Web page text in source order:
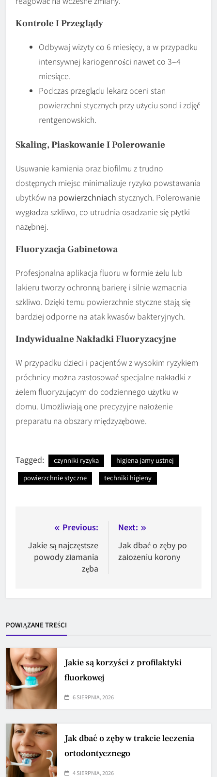
Kontrole I Przeglądy
Odbywaj wizyty co 6 miesięcy, a w przypadku
intensywnej kariogenności nawet co 3–4
miesiące.
Podczas przeglądu lekarz oceni stan
powierzchni stycznych przy użyciu sond i zdjęć
rentgenowskich.
Skaling, Piaskowanie I Polerowanie
Usuwanie kamienia oraz biofilmu z trudno
dostępnych miejsc minimalizuje ryzyko powstawania
ubytków na powierzchniach stycznych. Polerowanie
wygładza szkliwo, co utrudnia osadzanie się płytki
nazębnej.
Fluoryzacja Gabinetowa
Profesjonalna aplikacja fluoru w formie żelu lub
lakieru tworzy ochronną barierę i silnie wzmacnia
szkliwo. Dzięki temu powierzchnie styczne stają się
bardziej odporne na atak kwasów bakteryjnych.
Indywidualne Nakładki Fluoryzacyjne
W przypadku dzieci i pacjentów z wysokim ryzykiem
próchnicy można zastosować specjalne nakładki z
żelem fluoryzującym do codziennego użytku w
domu. Umożliwiają one precyzyjne nałożenie
preparatu na obszary międzyzębowe.
Tagged: czynniki ryzyka
higiena jamy ustnej
powierzchnie styczne
techniki higieny
Nawigacja
wpisu
Previous:
Jakie są najczęstsze
powody złamania
zęba
Next:
Jak dbać o zęby po
założeniu korony
POWIĄZANE TREŚCI
Jakie są korzyści z profilaktyki
fluorkowej
6 SIERPNIA, 2026
Jak dbać o zęby w trakcie leczenia
ortodontycznego
4 SIERPNIA, 2026